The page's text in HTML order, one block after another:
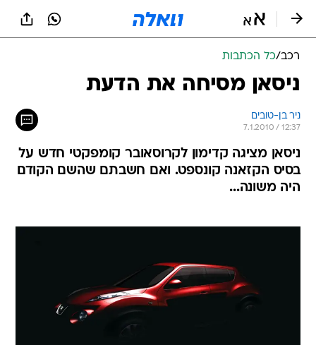
רכב/כל הכתבות
ניסאן מסיחה את הדעת
ניר בן-טובים
7.1.2010 / 12:37
ניסאן מציגה קדימון לקרוסאובר קומפקטי חדש על
בסיס הקזאנה קונספט. ואם חשבתם שהשם הקודם
היה משונה...